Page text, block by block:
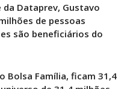
Dataprev, Gustavo
de pessoas
são beneficiários do
Bolsa Família, ficam 31,4